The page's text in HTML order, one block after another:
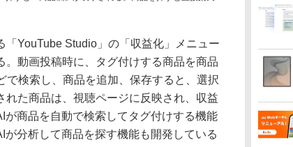
YouTube Studio」の「収益化」メニュー
動画投稿時に、タグ付けする商品を商品
検索し、商品を追加、保存すると、選択
れた商品は、視聴ページに反映され、収益
商品を自動で検索してタグ付けする機能
分析して商品を探す機能も開発している